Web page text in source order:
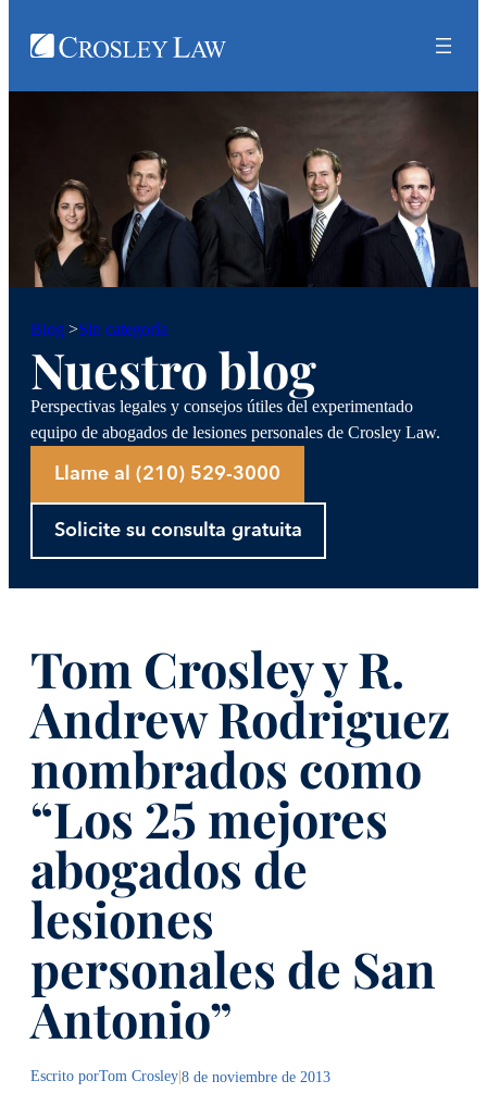
Blog >Sin categoría
Nuestro blog
Perspectivas legales y consejos útiles del experimentado
equipo de abogados de lesiones personales de Crosley Law.
Llame al (210) 529-3000
Solicite su consulta gratuita
Tom Crosley y R.
Andrew Rodriguez
nombrados como
“Los 25 mejores
abogados de
lesiones
personales de San
Antonio”
Escrito porTom Crosley|8 de noviembre de 2013